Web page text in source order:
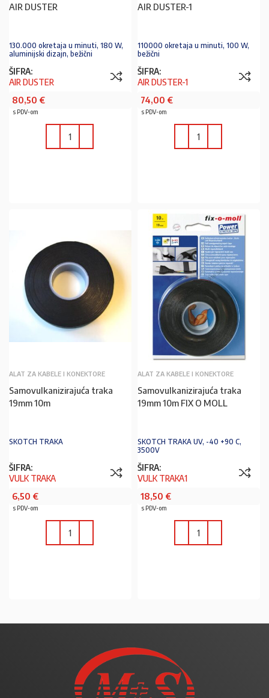
AIR DUSTER
130.000 okretaja u minuti, 180 W,
aluminijski dizajn, bežični
ŠIFRA:
AIR DUSTER
80,50 €
s PDV-om
AIR DUSTER-1
110000 okretaja u minuti, 100 W,
bežični
ŠIFRA:
AIR DUSTER-1
74,00 €
s PDV-om
ALAT ZA KABELE I KONEKTORE
Samovulkanizirajuća traka
19mm 10m
SKOTCH TRAKA
ŠIFRA:
VULK TRAKA
6,50 €
s PDV-om
ALAT ZA KABELE I KONEKTORE
Samovulkanizirajuća traka
19mm 10m FIX O MOLL
SKOTCH TRAKA UV, -40 +90 C,
3500V
ŠIFRA:
VULK TRAKA1
18,50 €
s PDV-om